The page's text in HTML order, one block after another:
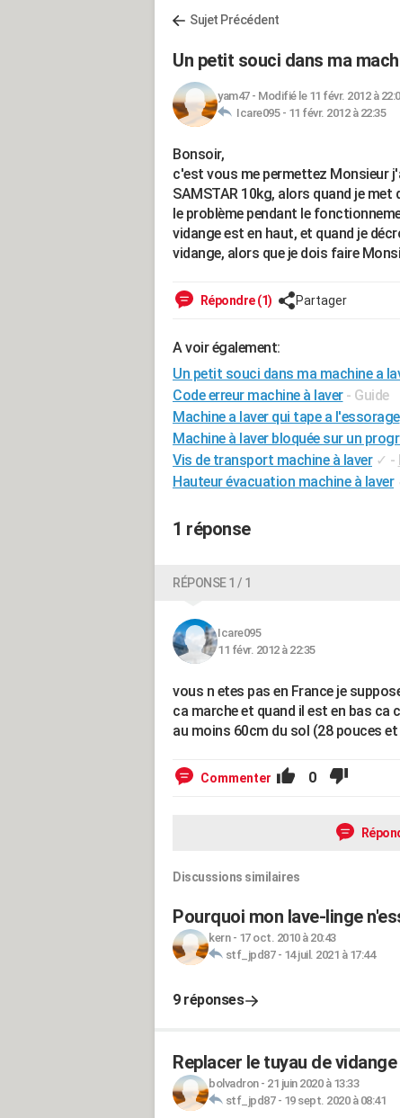
Sujet Précédent
Un petit souci dans ma
yam47- Modifié le 11 févr. 2012 à
Icare095 - 11 févr. 2012 à 22:35
Bonsoir,
c'est vous me permettez Monsieur
SAMSTAR 10kg, alors quand je
le problème pendant le
vidange est en haut, et quand je
vidange, alors que je dois faire
Répondre (1) Partager
A voir également:
Un petit souci dans ma machine a
Code erreur machine à laver - Guide
Machine a laver qui tape a l'essorage
Machine à laver bloquée sur un
Vis de transport machine à laver ✓ -
Hauteur évacuation machine à laver
1 réponse
RÉPONSE 1 / 1
Icare095
11 févr. 2012 à 22:35
vous n etes pas en France je
ca marche et quand il est en bas ca
au moins 60cm du sol (28 pouces
Commenter 0
Discussions similaires
Pourquoi mon lave-linge
kern- 17 oct. 2010 à 20:43
stf_jpd87- 14 juil. 2021 à 17:44
9 réponses
Replacer le tuyau de
bolvadron- 21 juin 2020 à 13:33
stf_jpd87- 19 sept. 2020 à 08:41